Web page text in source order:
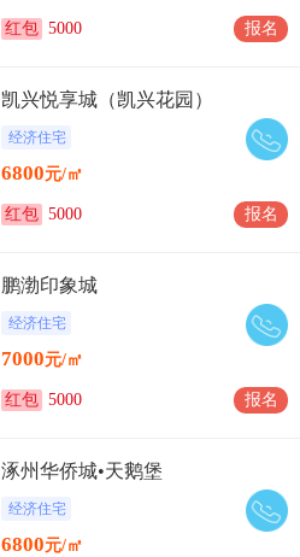
红包 5000 报名
凯兴悦享城（凯兴花园）
经济住宅
6800元/㎡
红包 5000 报名
鹏渤印象城
经济住宅
7000元/㎡
红包 5000 报名
涿州华侨城•天鹅堡
经济住宅
6800元/㎡